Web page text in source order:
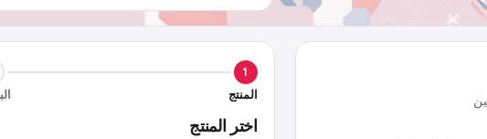
1
المنتج
اختر المنتج